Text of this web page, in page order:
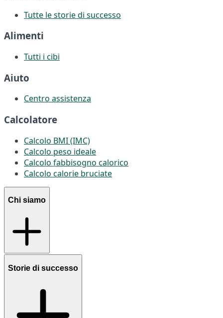
Tutte le storie di successo
Alimenti
Tutti i cibi
Aiuto
Centro assistenza
Calcolatore
Calcolo BMI (IMC)
Calcolo peso ideale
Calcolo fabbisogno calorico
Calcolo calorie bruciate
Chi siamo
Storie di successo